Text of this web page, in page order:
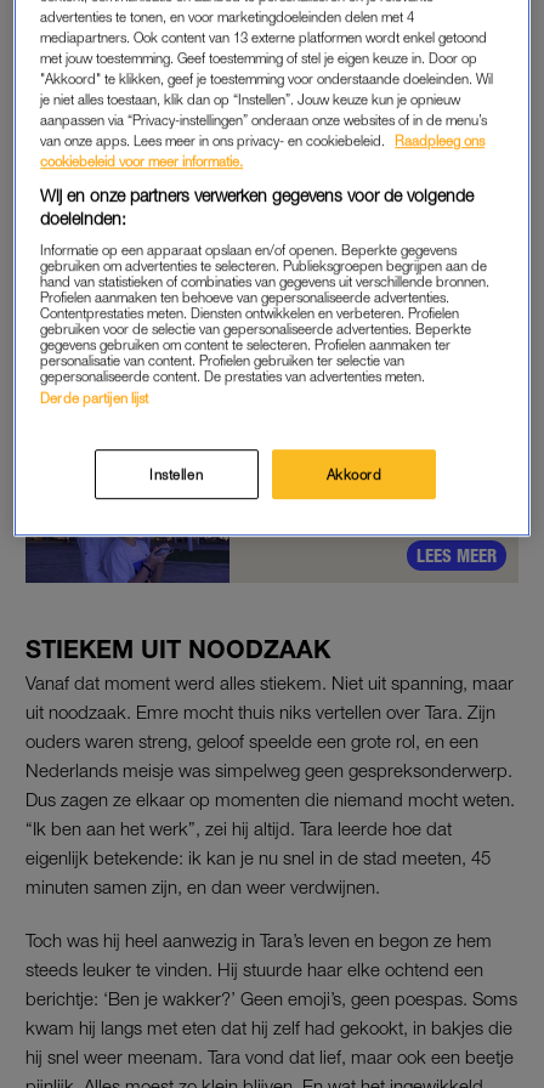
‘wandeling om de druk laag te houden’. Ze spraken af bij een
brug in Rotterdam-Zuid. Hij kwam iets te vroeg, zij iets te laat.
Hij had een zwart bomberjack aan en keek alsof hij al spijt had
van alles wat hij nog ging zeggen.
Toch liep het gesprek makkelijk zodra ze eenmaal naast
elkaar liepen. Ze aten friet uit een zak en deelden cola alsof ze
elkaar al langer kenden dan drie dagen. Emre vertelde dat hij
op Hinge zat omdat hij niet per se op Turkse meisjes viel.
Tegelijk wist hij dat zijn familie het niet goed zou vinden dat hij
op Hinge zat en dat een niet-Turks meisje thuis eigenlijk niet
als optie werd gezien. Tara was zijn eerste date ooit en dat
vond ze ergens juist héél cute.
Joosje zou met haar vriend
naar Seoul verhuizen, tot hij
LEES MEER
STIEKEM UIT NOODZAAK
Vanaf dat moment werd alles stiekem. Niet uit spanning, maar
uit noodzaak. Emre mocht thuis niks vertellen over Tara. Zijn
ouders waren streng, geloof speelde een grote rol, en een
Nederlands meisje was simpelweg geen gespreksonderwerp.
Dus zagen ze elkaar op momenten die niemand mocht weten.
“Ik ben aan het werk”, zei hij altijd. Tara leerde hoe dat
eigenlijk betekende: ik kan je nu snel in de stad meeten, 45
minuten samen zijn, en dan weer verdwijnen.
Toch was hij heel aanwezig in Tara’s leven en begon ze hem
steeds leuker te vinden. Hij stuurde haar elke ochtend een
berichtje: ‘Ben je wakker?’ Geen emoji’s, geen poespas. Soms
kwam hij langs met eten dat hij zelf had gekookt, in bakjes die
hij snel weer meenam. Tara vond dat lief, maar ook een beetje
advertenties te tonen, en voor marketingdoeleinden delen met 4
mediapartners. Ook content van 13 externe platformen wordt enkel getoond
met jouw toestemming. Geef toestemming of stel je eigen keuze in. Door op
"Akkoord" te klikken, geef je toestemming voor onderstaande doeleinden. Wil
je niet alles toestaan, klik dan op “Instellen”. Jouw keuze kun je opnieuw
aanpassen via “Privacy-instellingen” onderaan onze websites of in de menu’s
van onze apps. Lees meer in ons privacy- en cookiebeleid.
Raadpleeg ons
cookiebeleid voor meer informatie.
Wij en onze partners verwerken gegevens voor de volgende
doeleinden:
Informatie op een apparaat opslaan en/of openen. Beperkte gegevens
gebruiken om advertenties te selecteren. Publieksgroepen begrijpen aan de
hand van statistieken of combinaties van gegevens uit verschillende bronnen.
Profielen aanmaken ten behoeve van gepersonaliseerde advertenties.
Contentprestaties meten. Diensten ontwikkelen en verbeteren. Profielen
gebruiken voor de selectie van gepersonaliseerde advertenties. Beperkte
gegevens gebruiken om content te selecteren. Profielen aanmaken ter
personalisatie van content. Profielen gebruiken ter selectie van
gepersonaliseerde content. De prestaties van advertenties meten.
Derde partijen lijst
Instellen Akkoord